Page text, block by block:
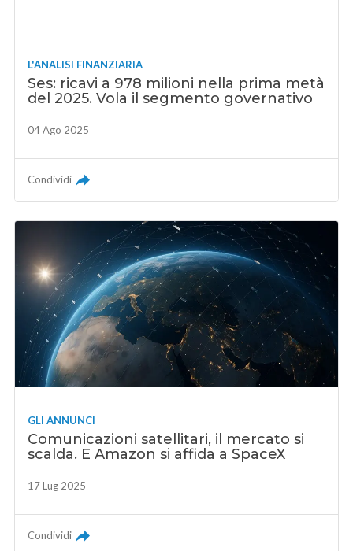
L'ANALISI FINANZIARIA
Ses: ricavi a 978 milioni nella prima metà
del 2025. Vola il segmento governativo
04 Ago 2025
Condividi
GLI ANNUNCI
Comunicazioni satellitari, il mercato si
scalda. E Amazon si affida a SpaceX
17 Lug 2025
Condividi